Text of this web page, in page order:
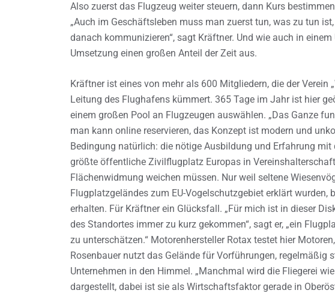
Also zuerst das Flugzeug weiter steuern, dann Kurs
„Auch im Geschäftsleben muss man zuerst tun, was zu tun
danach kommunizieren“, sagt Kräftner. Und wie auch in
Umsetzung einen großen Anteil der Zeit aus.
Kräftner ist eines von mehr als 600 Mitgliedern, die der Verein
Leitung des Flughafens kümmert. 365 Tage im Jahr ist hier
einem großen Pool an Flugzeugen auswählen. „Das Ganze
man kann online reservieren, das Konzept ist modern und
Bedingung natürlich: die nötige Ausbildung und Erfahrung
größte öffentliche Zivilflugplatz Europas in
Flächenwidmung weichen müssen. Nur weil seltene
Flugplatzgeländes zum EU-Vogelschutzgebiet erklärt wurden,
erhalten. Für Kräftner ein Glücksfall. „Für mich ist in dieser
des Standortes immer zu kurz gekommen“, sagt er, „ein
zu unterschätzen.“ Motorenhersteller Rotax testet hier
Rosenbauer nutzt das Gelände für Vorführungen, regelmäßig
Unternehmen in den Himmel. „Manchmal wird die Fliegerei
dargestellt, dabei ist sie als Wirtschaftsfaktor gerade in